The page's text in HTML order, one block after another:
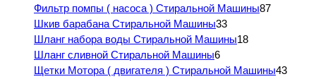
Фильтр помпы ( насоса ) Стиральной Машины87
Шкив барабана Стиральной Машины33
Шланг набора воды Стиральной Машины18
Шланг сливной Стиральной Машины6
Щетки Мотора ( двигателя ) Стиральной Машины43